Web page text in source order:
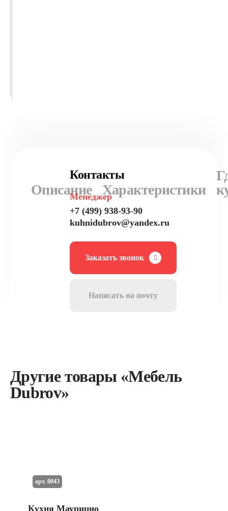
Описание Характеристики
Контакты
Менеджер
+7 (499) 938-93-90
kuhnidubrov@yandex.ru
Заказать звонок
Написать на почту
Другие товары «Мебель
Dubrov»
Кухня Маурицио
арт. 0043